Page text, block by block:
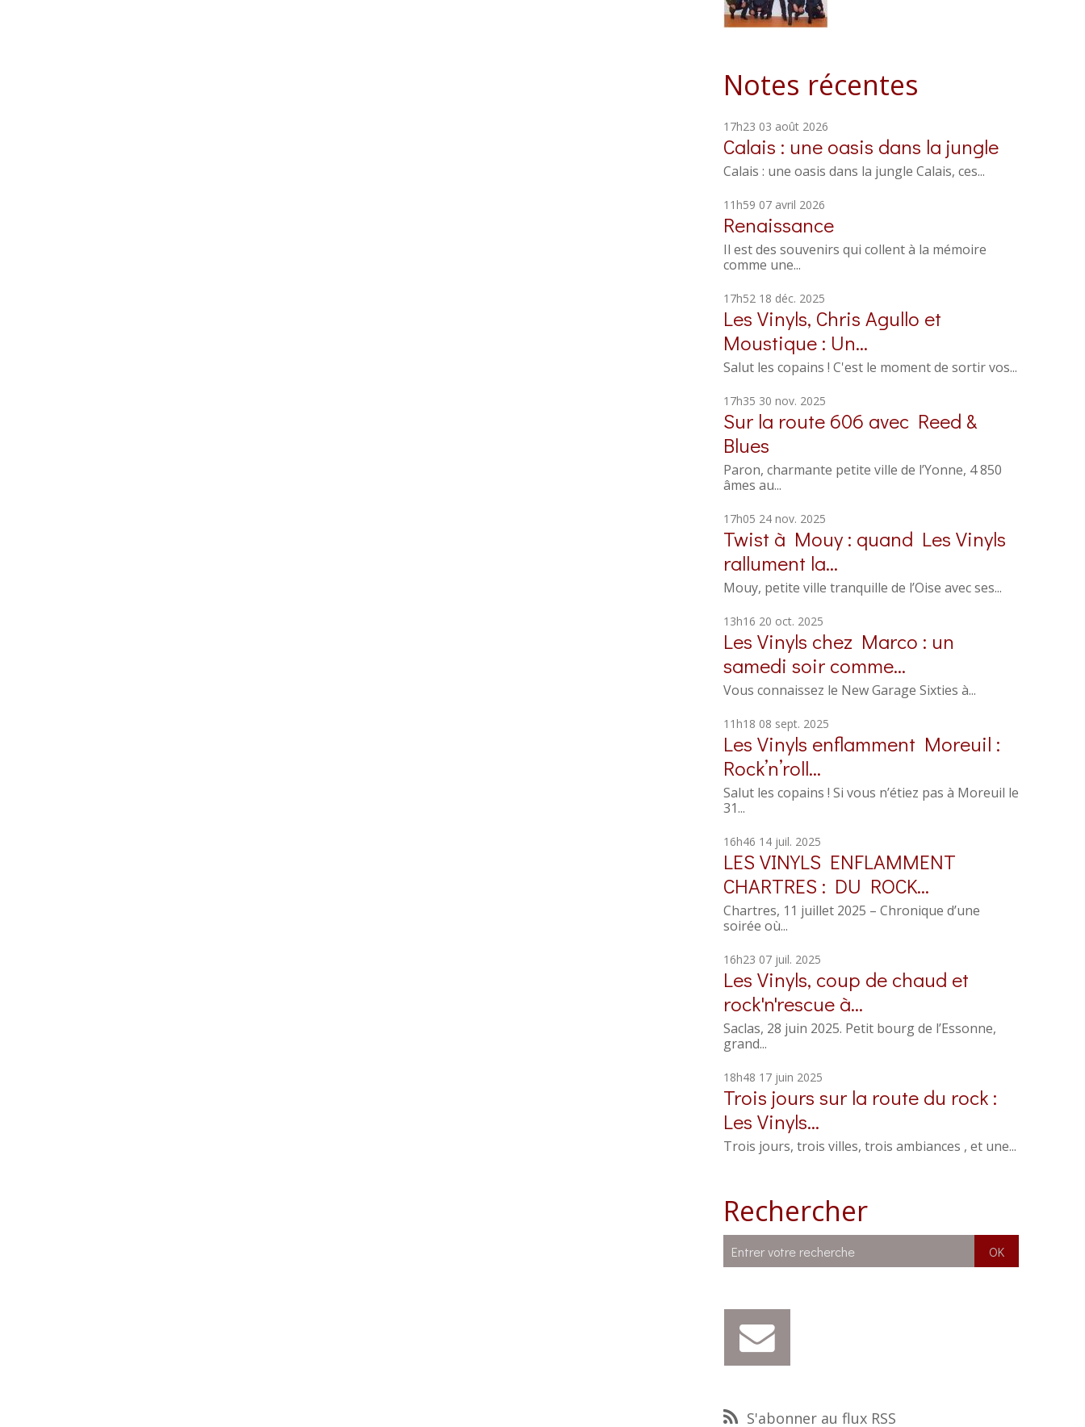
Notes récentes
17h23 03 août 2026
Calais : une oasis dans la jungle
Calais : une oasis dans la jungle Calais, ces...
11h59 07 avril 2026
Renaissance
Il est des souvenirs qui collent à la mémoire
comme une...
17h52 18 déc. 2025
Les Vinyls, Chris Agullo et
Moustique : Un...
Salut les copains ! C'est le moment de sortir vos...
17h35 30 nov. 2025
Sur la route 606 avec Reed &
Blues
Paron, charmante petite ville de l’Yonne, 4 850
âmes au...
17h05 24 nov. 2025
Twist à Mouy : quand Les Vinyls
rallument la...
Mouy, petite ville tranquille de l’Oise avec ses...
13h16 20 oct. 2025
Les Vinyls chez Marco : un
samedi soir comme...
Vous connaissez le New Garage Sixties à...
11h18 08 sept. 2025
Les Vinyls enflamment Moreuil :
Rock’n’roll...
Salut les copains ! Si vous n’étiez pas à Moreuil le
31...
16h46 14 juil. 2025
LES VINYLS ENFLAMMENT
CHARTRES : DU ROCK...
Chartres, 11 juillet 2025 – Chronique d’une
soirée où...
16h23 07 juil. 2025
Les Vinyls, coup de chaud et
rock'n'rescue à...
Saclas, 28 juin 2025. Petit bourg de l’Essonne,
grand...
18h48 17 juin 2025
Trois jours sur la route du rock :
Les Vinyls...
Trois jours, trois villes, trois ambiances , et une...
Rechercher
S'abonner au flux RSS